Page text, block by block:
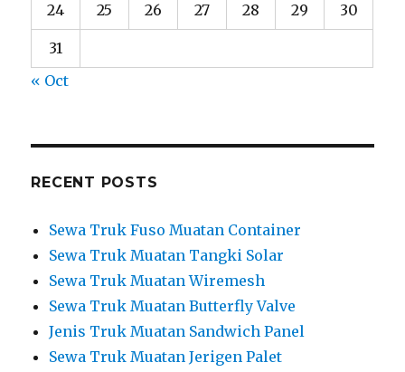
24 25 26 27 28 29 30
31
« Oct
RECENT POSTS
Sewa Truk Fuso Muatan Container
Sewa Truk Muatan Tangki Solar
Sewa Truk Muatan Wiremesh
Sewa Truk Muatan Butterfly Valve
Jenis Truk Muatan Sandwich Panel
Sewa Truk Muatan Jerigen Palet